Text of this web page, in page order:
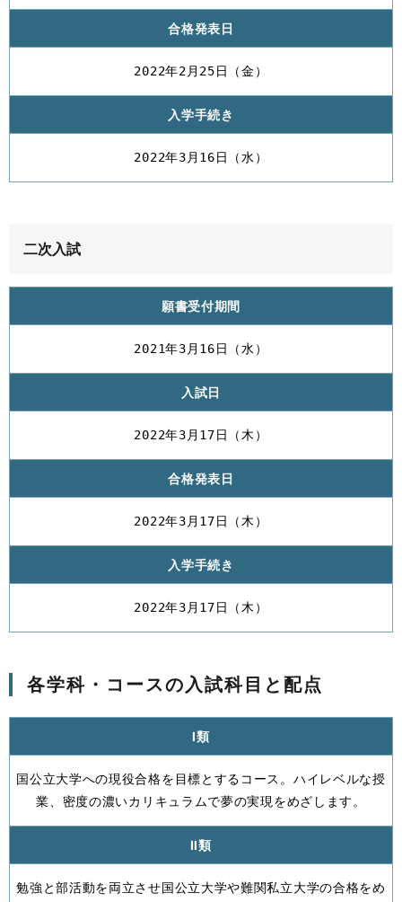
合格発表日
2022年2月25日（金）
入学手続き
2022年3月16日（水）
二次入試
願書受付期間
2021年3月16日（水）
入試日
2022年3月17日（木）
合格発表日
2022年3月17日（木）
入学手続き
2022年3月17日（木）
各学科・コースの入試科目と配点
Ⅰ類
国公立大学への現役合格を目標とするコース。ハイレベルな授
業、密度の濃いカリキュラムで夢の実現をめざします。
Ⅱ類
勉強と部活動を両立させ国公立大学や難関私立大学の合格をめ